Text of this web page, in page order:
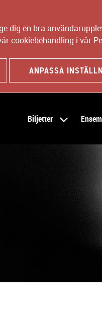
dig en bra
cookiebehandling i vår
ANPASSA
H
g
Biljetter